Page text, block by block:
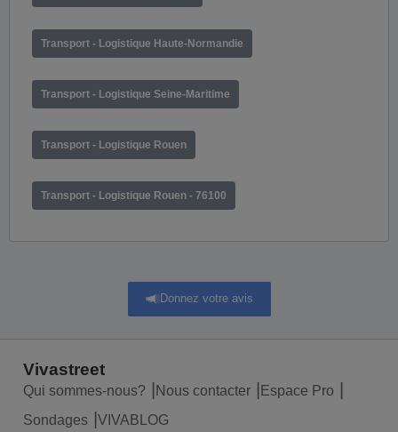
Transport - Logistique Haute-Normandie
Transport - Logistique Seine-Maritime
Transport - Logistique Rouen
Transport - Logistique Rouen - 76100
Donnez votre avis
Vivastreet
Qui sommes-nous? Nous contacter
Espace Pro
Sondages
VIVABLOG